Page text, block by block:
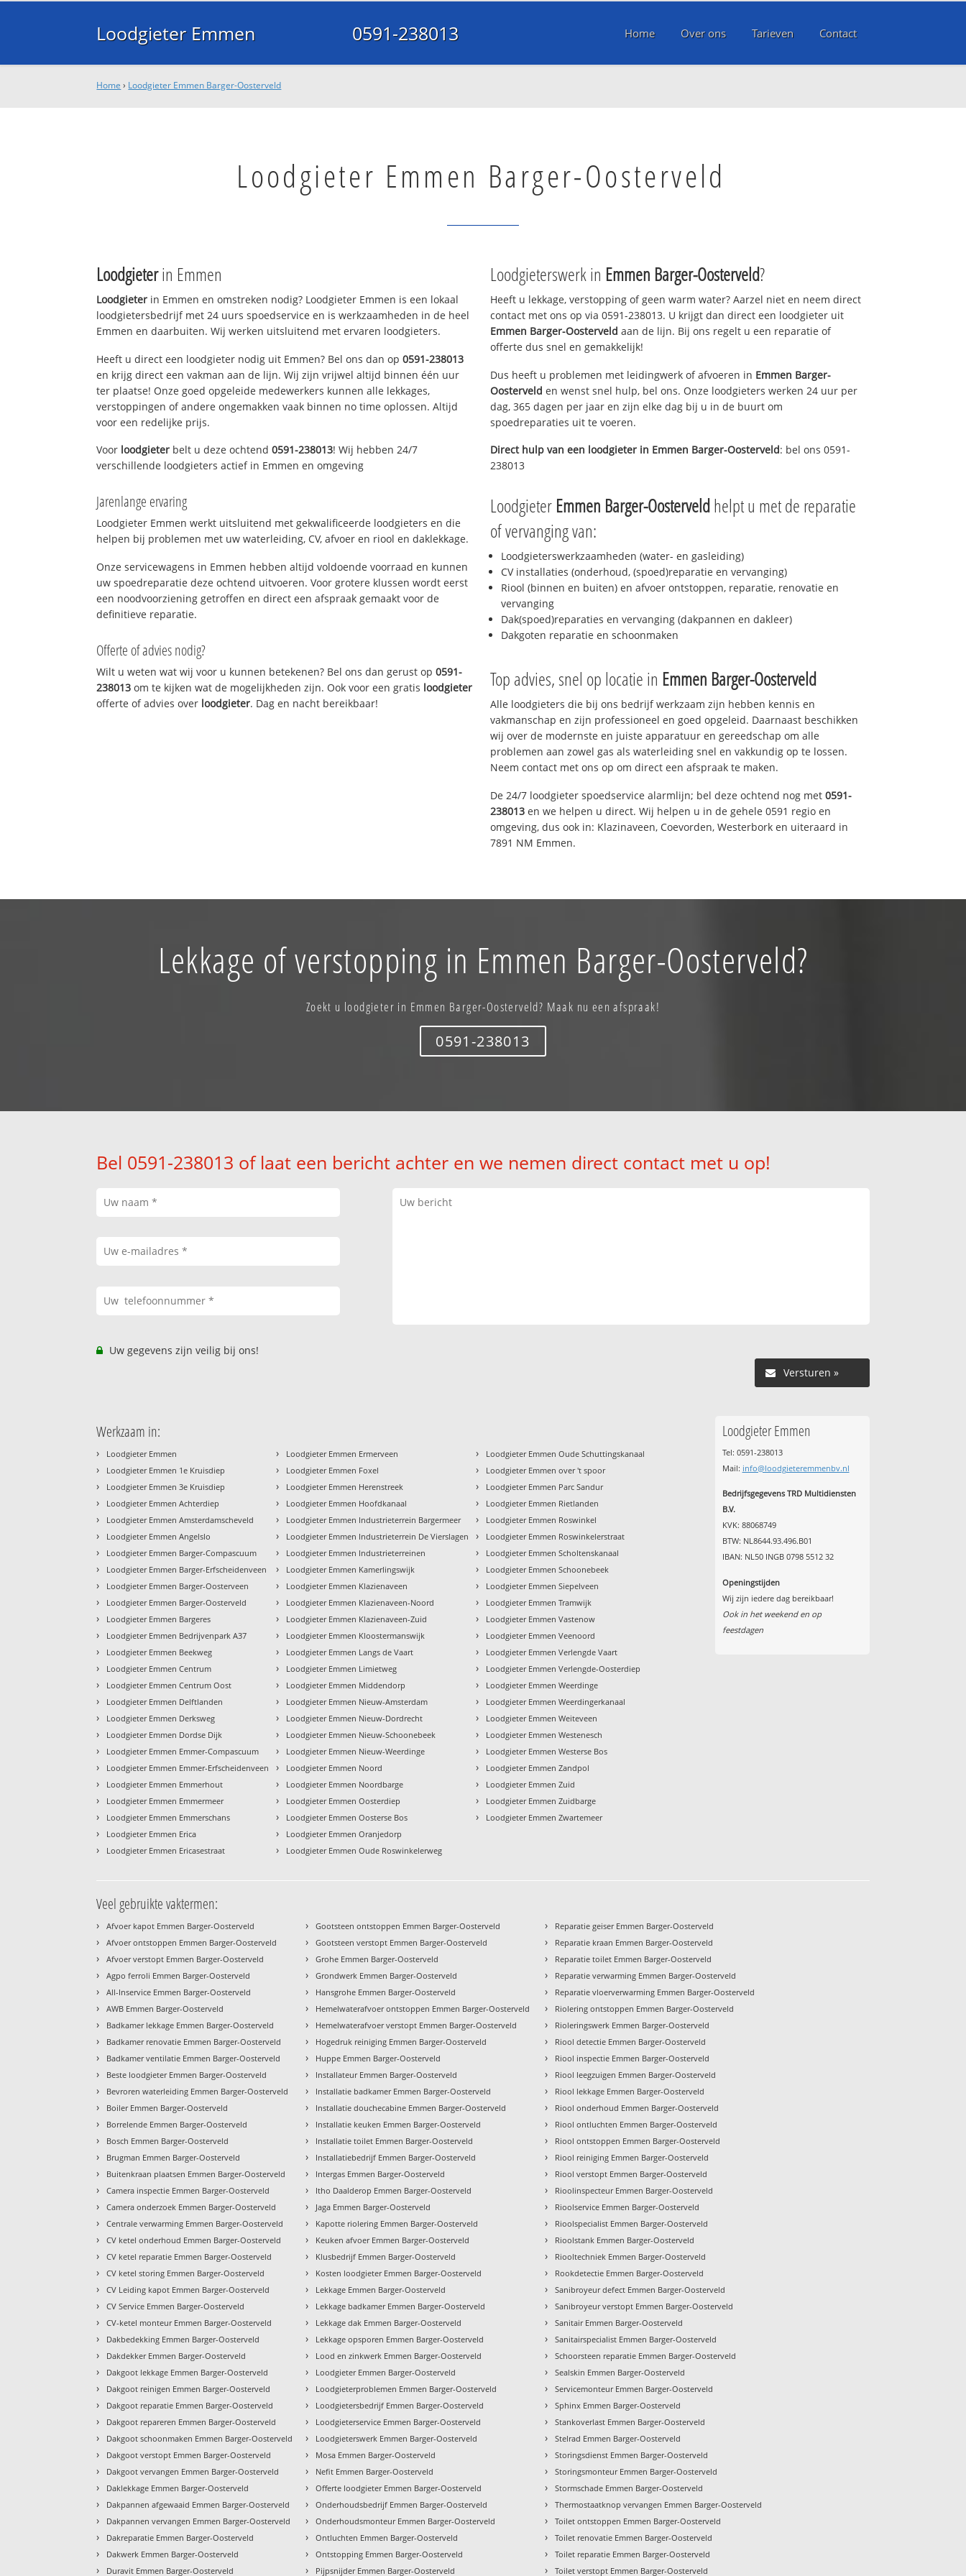
Loodgieter Emmen 0591-238013 Home Over ons Tarieven Contact
Home › Loodgieter Emmen Barger-Oosterveld
Loodgieter Emmen Barger-Oosterveld
Loodgieterin Emmen
Loodgieter in Emmen en omstreken nodig? Loodgieter Emmen is een lokaal
loodgietersbedrijf met 24 uurs spoedservice en is werkzaamheden in de heel
Emmen en daarbuiten. Wij werken uitsluitend met ervaren loodgieters.
Heeft u direct een loodgieter nodig uit Emmen? Bel ons dan op0591-238013
en krijg direct een vakman aan de lijn. Wij zijn vrijwel altijd binnen één uur
ter plaatse! Onze goed opgeleide medewerkers kunnen alle lekkages,
verstoppingen of andere ongemakken vaak binnen no time oplossen. Altijd
voor een redelijke prijs.
Voor loodgieter belt u deze ochtend0591-238013! Wij hebben 24/7
verschillende loodgieters actief in Emmen en omgeving
Jarenlange ervaring
Loodgieter Emmen werkt uitsluitend met gekwalificeerde loodgieters en die
helpen bij problemen met uw waterleiding, CV, afvoer en riool en daklekkage.
Onze servicewagens in Emmen hebben altijd voldoende voorraad en kunnen
uw spoedreparatie deze ochtend uitvoeren. Voor grotere klussen wordt eerst
een noodvoorziening getroffen en direct een afspraak gemaakt voor de
definitieve reparatie.
Offerte of advies nodig?
Wilt u weten wat wij voor u kunnen betekenen? Bel ons dan gerust op0591-
238013 om te kijken wat de mogelijkheden zijn. Ook voor een gratis loodgieter
offerte of advies over loodgieter. Dag en nacht bereikbaar!
Loodgieterswerk in Emmen Barger-Oosterveld?
Heeft u lekkage, verstopping of geen warm water? Aarzel niet en neem direct
contact met ons op via 0591-238013. U krijgt dan direct een loodgieter uit
Emmen Barger-Oosterveld aan de lijn. Bij ons regelt u een reparatie of
offerte dus snel en gemakkelijk!
Dus heeft u problemen met leidingwerk of afvoeren in Emmen Barger-
Oosterveld en wenst snel hulp, bel ons. Onze loodgieters werken 24 uur per
dag, 365 dagen per jaar en zijn elke dag bij u in de buurt om
spoedreparaties uit te voeren.
Direct hulp van een loodgieter in Emmen Barger-Oosterveld: bel ons 0591-
238013
Loodgieter Emmen Barger-Oosterveldhelpt u met de reparatie
of vervanging van:
Loodgieterswerkzaamheden (water- en gasleiding)
CV installaties (onderhoud, (spoed)reparatie en vervanging)
Riool (binnen en buiten) en afvoer ontstoppen, reparatie, renovatie en
vervanging
Dak(spoed)reparaties en vervanging (dakpannen en dakleer)
Dakgoten reparatie en schoonmaken
Top advies, snel op locatie in Emmen Barger-Oosterveld
Alle loodgieters die bij ons bedrijf werkzaam zijn hebben kennis en
vakmanschap en zijn professioneel en goed opgeleid. Daarnaast beschikken
wij over de modernste en juiste apparatuur en gereedschap om alle
problemen aan zowel gas als waterleiding snel en vakkundig op te lossen.
Neem contact met ons op om direct een afspraak te maken.
De 24/7 loodgieter spoedservice alarmlijn; bel deze ochtend nog met 0591-
238013 en we helpen u direct. Wij helpen u in de gehele 0591 regio en
omgeving, dus ook in: Klazinaveen, Coevorden, Westerbork en uiteraard in
7891 NM Emmen.
Lekkage of verstopping in Emmen Barger-Oosterveld?
Zoekt u loodgieter in Emmen Barger-Oosterveld? Maak nu een afspraak!
0591-238013
Bel 0591-238013 of laat een bericht achter en we nemen direct contact met u op!
Uw gegevens zijn veilig bij ons!
Versturen »
Werkzaam in:
› Loodgieter Emmen
› Loodgieter Emmen 1e Kruisdiep
› Loodgieter Emmen 3e Kruisdiep
› Loodgieter Emmen Achterdiep
› Loodgieter Emmen Amsterdamscheveld
› Loodgieter Emmen Angelslo
› Loodgieter Emmen Barger-Compascuum
› Loodgieter Emmen Barger-Erfscheidenveen
› Loodgieter Emmen Barger-Oosterveen
› Loodgieter Emmen Barger-Oosterveld
› Loodgieter Emmen Bargeres
› Loodgieter Emmen Bedrijvenpark A37
› Loodgieter Emmen Beekweg
› Loodgieter Emmen Centrum
› Loodgieter Emmen Centrum Oost
› Loodgieter Emmen Delftlanden
› Loodgieter Emmen Derksweg
› Loodgieter Emmen Dordse Dijk
› Loodgieter Emmen Emmer-Compascuum
› Loodgieter Emmen Emmer-Erfscheidenveen
› Loodgieter Emmen Emmerhout
› Loodgieter Emmen Emmermeer
› Loodgieter Emmen Emmerschans
› Loodgieter Emmen Erica
› Loodgieter Emmen Ericasestraat
› Loodgieter Emmen Ermerveen
› Loodgieter Emmen Foxel
› Loodgieter Emmen Herenstreek
› Loodgieter Emmen Hoofdkanaal
› Loodgieter Emmen Industrieterrein Bargermeer
› Loodgieter Emmen Industrieterrein De Vierslagen
› Loodgieter Emmen Industrieterreinen
› Loodgieter Emmen Kamerlingswijk
› Loodgieter Emmen Klazienaveen
› Loodgieter Emmen Klazienaveen-Noord
› Loodgieter Emmen Klazienaveen-Zuid
› Loodgieter Emmen Kloostermanswijk
› Loodgieter Emmen Langs de Vaart
› Loodgieter Emmen Limietweg
› Loodgieter Emmen Middendorp
› Loodgieter Emmen Nieuw-Amsterdam
› Loodgieter Emmen Nieuw-Dordrecht
› Loodgieter Emmen Nieuw-Schoonebeek
› Loodgieter Emmen Nieuw-Weerdinge
› Loodgieter Emmen Noord
› Loodgieter Emmen Noordbarge
› Loodgieter Emmen Oosterdiep
› Loodgieter Emmen Oosterse Bos
› Loodgieter Emmen Oranjedorp
› Loodgieter Emmen Oude Roswinkelerweg
› Loodgieter Emmen Oude Schuttingskanaal
› Loodgieter Emmen over 't spoor
› Loodgieter Emmen Parc Sandur
› Loodgieter Emmen Rietlanden
› Loodgieter Emmen Roswinkel
› Loodgieter Emmen Roswinkelerstraat
› Loodgieter Emmen Scholtenskanaal
› Loodgieter Emmen Schoonebeek
› Loodgieter Emmen Siepelveen
› Loodgieter Emmen Tramwijk
› Loodgieter Emmen Vastenow
› Loodgieter Emmen Veenoord
› Loodgieter Emmen Verlengde Vaart
› Loodgieter Emmen Verlengde-Oosterdiep
› Loodgieter Emmen Weerdinge
› Loodgieter Emmen Weerdingerkanaal
› Loodgieter Emmen Weiteveen
› Loodgieter Emmen Westenesch
› Loodgieter Emmen Westerse Bos
› Loodgieter Emmen Zandpol
› Loodgieter Emmen Zuid
› Loodgieter Emmen Zuidbarge
› Loodgieter Emmen Zwartemeer
Loodgieter Emmen
Tel: 0591-238013
Mail: info@loodgieteremmenbv.nl
Bedrijfsgegevens TRD Multidiensten
B.V.
KVK: 88068749
BTW: NL8644.93.496.B01
IBAN: NL50 INGB 0798 5512 32
Openingstijden
Wij zijn iedere dag bereikbaar!
Ook in het weekend en op
feestdagen
Veel gebruikte vaktermen:
› Afvoer kapot Emmen Barger-Oosterveld
› Afvoer ontstoppen Emmen Barger-Oosterveld
› Afvoer verstopt Emmen Barger-Oosterveld
› Agpo ferroli Emmen Barger-Oosterveld
› All-Inservice Emmen Barger-Oosterveld
› AWB Emmen Barger-Oosterveld
› Badkamer lekkage Emmen Barger-Oosterveld
› Badkamer renovatie Emmen Barger-Oosterveld
› Badkamer ventilatie Emmen Barger-Oosterveld
› Beste loodgieter Emmen Barger-Oosterveld
› Bevroren waterleiding Emmen Barger-Oosterveld
› Boiler Emmen Barger-Oosterveld
› Borrelende Emmen Barger-Oosterveld
› Bosch Emmen Barger-Oosterveld
› Brugman Emmen Barger-Oosterveld
› Buitenkraan plaatsen Emmen Barger-Oosterveld
› Camera inspectie Emmen Barger-Oosterveld
› Camera onderzoek Emmen Barger-Oosterveld
› Centrale verwarming Emmen Barger-Oosterveld
› CV ketel onderhoud Emmen Barger-Oosterveld
› CV ketel reparatie Emmen Barger-Oosterveld
› CV ketel storing Emmen Barger-Oosterveld
› CV Leiding kapot Emmen Barger-Oosterveld
› CV Service Emmen Barger-Oosterveld
› CV-ketel monteur Emmen Barger-Oosterveld
› Dakbedekking Emmen Barger-Oosterveld
› Dakdekker Emmen Barger-Oosterveld
› Dakgoot lekkage Emmen Barger-Oosterveld
› Dakgoot reinigen Emmen Barger-Oosterveld
› Dakgoot reparatie Emmen Barger-Oosterveld
› Dakgoot repareren Emmen Barger-Oosterveld
› Dakgoot schoonmaken Emmen Barger-Oosterveld
› Dakgoot verstopt Emmen Barger-Oosterveld
› Dakgoot vervangen Emmen Barger-Oosterveld
› Daklekkage Emmen Barger-Oosterveld
› Dakpannen afgewaaid Emmen Barger-Oosterveld
› Dakpannen vervangen Emmen Barger-Oosterveld
› Dakreparatie Emmen Barger-Oosterveld
› Dakwerk Emmen Barger-Oosterveld
› Duravit Emmen Barger-Oosterveld
› Gootsteen ontstoppen Emmen Barger-Oosterveld
› Gootsteen verstopt Emmen Barger-Oosterveld
› Grohe Emmen Barger-Oosterveld
› Grondwerk Emmen Barger-Oosterveld
› Hansgrohe Emmen Barger-Oosterveld
› Hemelwaterafvoer ontstoppen Emmen Barger-Oosterveld
› Hemelwaterafvoer verstopt Emmen Barger-Oosterveld
› Hogedruk reiniging Emmen Barger-Oosterveld
› Huppe Emmen Barger-Oosterveld
› Installateur Emmen Barger-Oosterveld
› Installatie badkamer Emmen Barger-Oosterveld
› Installatie douchecabine Emmen Barger-Oosterveld
› Installatie keuken Emmen Barger-Oosterveld
› Installatie toilet Emmen Barger-Oosterveld
› Installatiebedrijf Emmen Barger-Oosterveld
› Intergas Emmen Barger-Oosterveld
› Itho Daalderop Emmen Barger-Oosterveld
› Jaga Emmen Barger-Oosterveld
› Kapotte riolering Emmen Barger-Oosterveld
› Keuken afvoer Emmen Barger-Oosterveld
› Klusbedrijf Emmen Barger-Oosterveld
› Kosten loodgieter Emmen Barger-Oosterveld
› Lekkage Emmen Barger-Oosterveld
› Lekkage badkamer Emmen Barger-Oosterveld
› Lekkage dak Emmen Barger-Oosterveld
› Lekkage opsporen Emmen Barger-Oosterveld
› Lood en zinkwerk Emmen Barger-Oosterveld
› Loodgieter Emmen Barger-Oosterveld
› Loodgieterproblemen Emmen Barger-Oosterveld
› Loodgietersbedrijf Emmen Barger-Oosterveld
› Loodgieterservice Emmen Barger-Oosterveld
› Loodgieterswerk Emmen Barger-Oosterveld
› Mosa Emmen Barger-Oosterveld
› Nefit Emmen Barger-Oosterveld
› Offerte loodgieter Emmen Barger-Oosterveld
› Onderhoudsbedrijf Emmen Barger-Oosterveld
› Onderhoudsmonteur Emmen Barger-Oosterveld
› Ontluchten Emmen Barger-Oosterveld
› Ontstopping Emmen Barger-Oosterveld
› Pijpsnijder Emmen Barger-Oosterveld
› Reparatie geiser Emmen Barger-Oosterveld
› Reparatie kraan Emmen Barger-Oosterveld
› Reparatie toilet Emmen Barger-Oosterveld
› Reparatie verwarming Emmen Barger-Oosterveld
› Reparatie vloerverwarming Emmen Barger-Oosterveld
› Riolering ontstoppen Emmen Barger-Oosterveld
› Rioleringswerk Emmen Barger-Oosterveld
› Riool detectie Emmen Barger-Oosterveld
› Riool inspectie Emmen Barger-Oosterveld
› Riool leegzuigen Emmen Barger-Oosterveld
› Riool lekkage Emmen Barger-Oosterveld
› Riool onderhoud Emmen Barger-Oosterveld
› Riool ontluchten Emmen Barger-Oosterveld
› Riool ontstoppen Emmen Barger-Oosterveld
› Riool reiniging Emmen Barger-Oosterveld
› Riool verstopt Emmen Barger-Oosterveld
› Rioolinspecteur Emmen Barger-Oosterveld
› Rioolservice Emmen Barger-Oosterveld
› Rioolspecialist Emmen Barger-Oosterveld
› Rioolstank Emmen Barger-Oosterveld
› Riooltechniek Emmen Barger-Oosterveld
› Rookdetectie Emmen Barger-Oosterveld
› Sanibroyeur defect Emmen Barger-Oosterveld
› Sanibroyeur verstopt Emmen Barger-Oosterveld
› Sanitair Emmen Barger-Oosterveld
› Sanitairspecialist Emmen Barger-Oosterveld
› Schoorsteen reparatie Emmen Barger-Oosterveld
› Sealskin Emmen Barger-Oosterveld
› Servicemonteur Emmen Barger-Oosterveld
› Sphinx Emmen Barger-Oosterveld
› Stankoverlast Emmen Barger-Oosterveld
› Stelrad Emmen Barger-Oosterveld
› Storingsdienst Emmen Barger-Oosterveld
› Storingsmonteur Emmen Barger-Oosterveld
› Stormschade Emmen Barger-Oosterveld
› Thermostaatknop vervangen Emmen Barger-Oosterveld
› Toilet ontstoppen Emmen Barger-Oosterveld
› Toilet renovatie Emmen Barger-Oosterveld
› Toilet reparatie Emmen Barger-Oosterveld
› Toilet verstopt Emmen Barger-Oosterveld